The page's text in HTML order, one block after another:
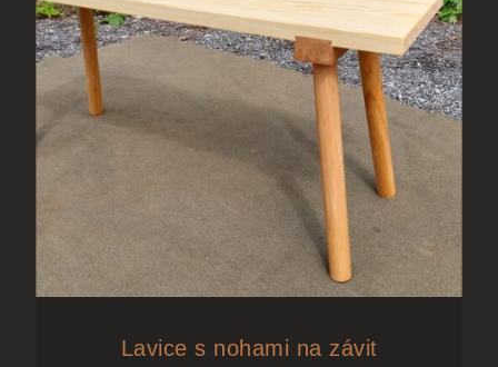
Lavice s nohami na závit